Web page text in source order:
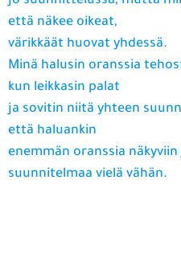
että näkee oikeat,
värikkäät huovat yhdessä.
Minä halusin oranssia
kun leikkasin palat
ja sovitin niitä yhteen
että haluankin
enemmän oranssia
suunnitelmaa vielä vähän.